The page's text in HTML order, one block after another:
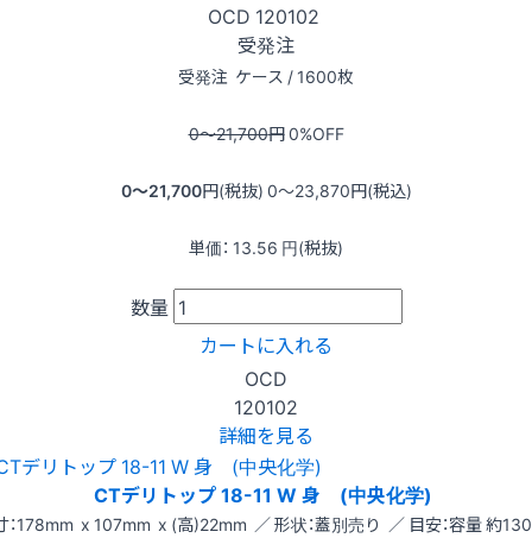
OCD 120102
受発注
受発注 ケース / 1600枚
0〜21,700円0%OFF
0〜21,700円(税抜) 0〜23,870円(税込)
単価： 13.56 円(税抜)
数量
カートに入れる
OCD
120102
詳細を見る
CTデリトップ 18-11 W 身 (中央化学)
：178mm x 107mm x (高)22mm ／ 形状：蓋別売り ／ 目安：容量 約